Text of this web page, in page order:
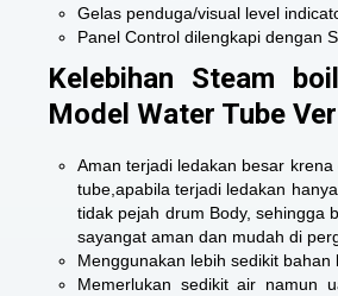
Gelas penduga/visual level
Panel Control dilengkapi dengan
Kelebihan Steam
Model Water Tube
Aman terjadi ledakan besar
tube,apabila terjadi ledakan
tidak pejah drum Body, sehingga
sayangat aman dan mudah di
Menggunakan lebih sedikit bahan
Memerlukan sedikit air namun